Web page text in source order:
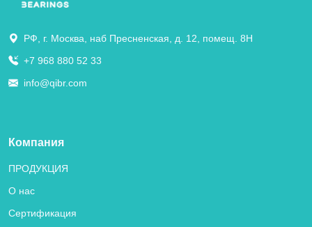
РФ, г. Москва, наб Пресненская, д. 12, помещ. 8Н
+7 968 880 52 33
info@qibr.com
Компания
ПРОДУКЦИЯ
О нас
Сертификация